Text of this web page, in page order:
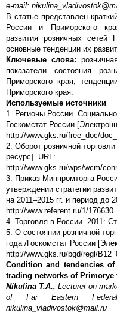
e-mail:
В статье представлен
России и Приморского
развития розничных сетей
основные тенденции их
Ключевые слова:
показатели состояния
Приморского края,
Приморского края.
Используемые источники
1. Регионы России.
Госкомстат России
http://www.gks.ru/free_doc/
2. Оборот розничной
ресурс]. URL:
http://www.gks.ru/wps/wcm/
3. Приказ Минпромторга
утверждении стратегии
на 2011–2015 гг. и период до
http://www.referent.ru/1/176630
4. Торговля в России. 2011:
5. О состоянии розничной
года /Госкомстат России
http://www.gks.ru/bgd/regl/
Condition and tendencies
trading networks of Primorye
Nikulina T.A., Lecturer on
of Far Eastern
nikulina_vladivostok@mail.ru